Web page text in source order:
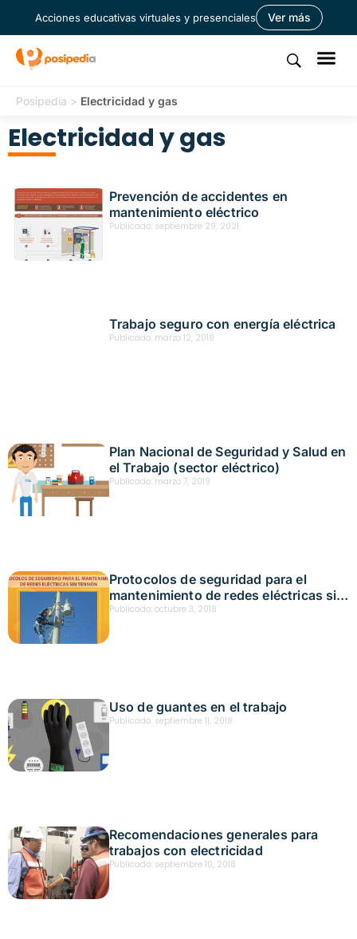
Acciones educativas virtuales y presenciales Ver más
Posipedia > Electricidad y gas
Electricidad y gas
Prevención de accidentes en
mantenimiento eléctrico
Publicado: septiembre 29, 2021
Trabajo seguro con energía eléctrica
Publicado: marzo 12, 2019
Plan Nacional de Seguridad y Salud en
el Trabajo (sector eléctrico)
Publicado: marzo 7, 2019
Protocolos de seguridad para el
mantenimiento de redes eléctricas sin
tensión
Publicado: octubre 3, 2018
Uso de guantes en el trabajo
Publicado: septiembre 11, 2018
Recomendaciones generales para
trabajos con electricidad
Publicado: septiembre 10, 2018